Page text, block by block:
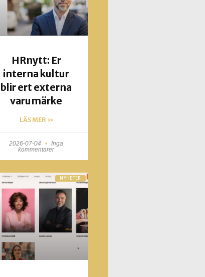
HRnytt: Er
interna kultur
blir ert externa
varumärke
LÄS MER »
2026-07-04
Inga
kommentarer
NYHETER